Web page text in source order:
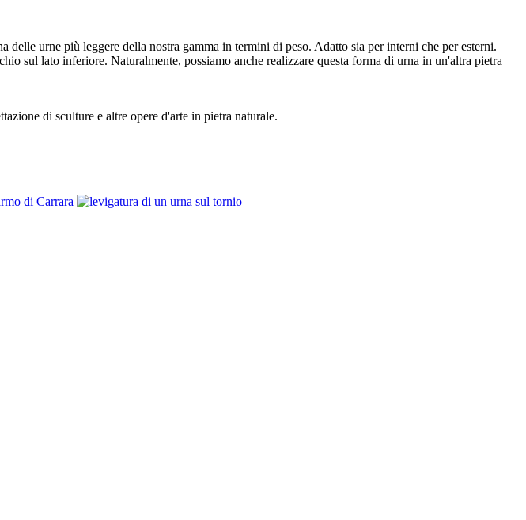
urne più leggere della nostra gamma in termini di peso. Adatto sia per interni che per esterni.
sul lato inferiore. Naturalmente, possiamo anche realizzare questa forma di urna in un'altra pietra
di sculture e altre opere d'arte in pietra naturale.